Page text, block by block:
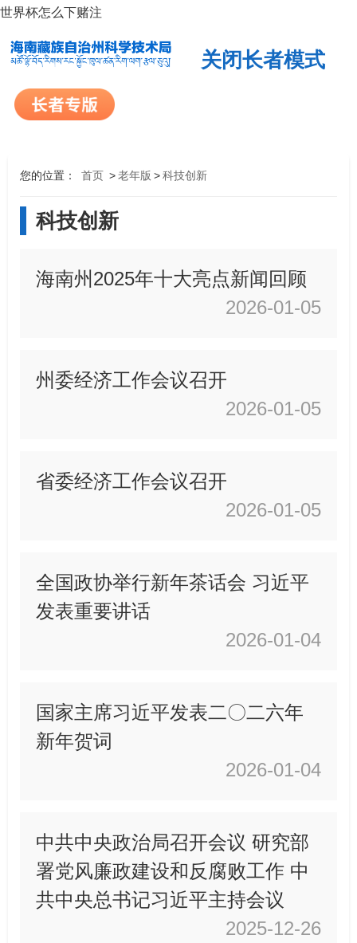
世界杯怎么下赌注
关闭长者模式
您的位置： 首页 >老年版 >科技创新
科技创新
2026-01-05
海南州2025年十大亮点新闻回顾
2026-01-05
州委经济工作会议召开
2026-01-05
省委经济工作会议召开
2026-01-04
全国政协举行新年茶话会 习近平
发表重要讲话
2026-01-04
国家主席习近平发表二〇二六年
新年贺词
2025-12-26
中共中央政治局召开会议 研究部
署党风廉政建设和反腐败工作 中
共中央总书记习近平主持会议